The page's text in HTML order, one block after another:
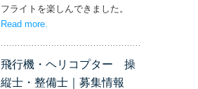
フライトを楽しんできました。
Read more– ‘社長と専務からの嬉しいプレゼン
.
飛行機・ヘリコプター 操
縦士・整備士｜募集情報